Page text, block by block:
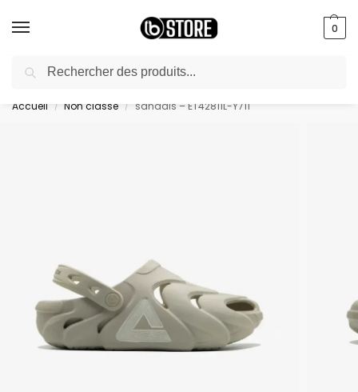
0
livraison gratuite au bureau dès 10000 DA avec paiement en ligne
Accueil / Non classé / sandals – ET42811L-Y711